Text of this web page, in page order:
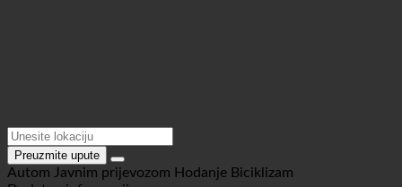
Preuzmite upute
Autom Javnim prijevozom
Dodatne informacije